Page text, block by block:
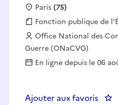
Localisation :
Paris(75)
Fonction publique :
Fonction publique de
Employeur :
Office National des
Guerre (ONaCVG)
En ligne depuis le 06
Ajouter aux favoris :